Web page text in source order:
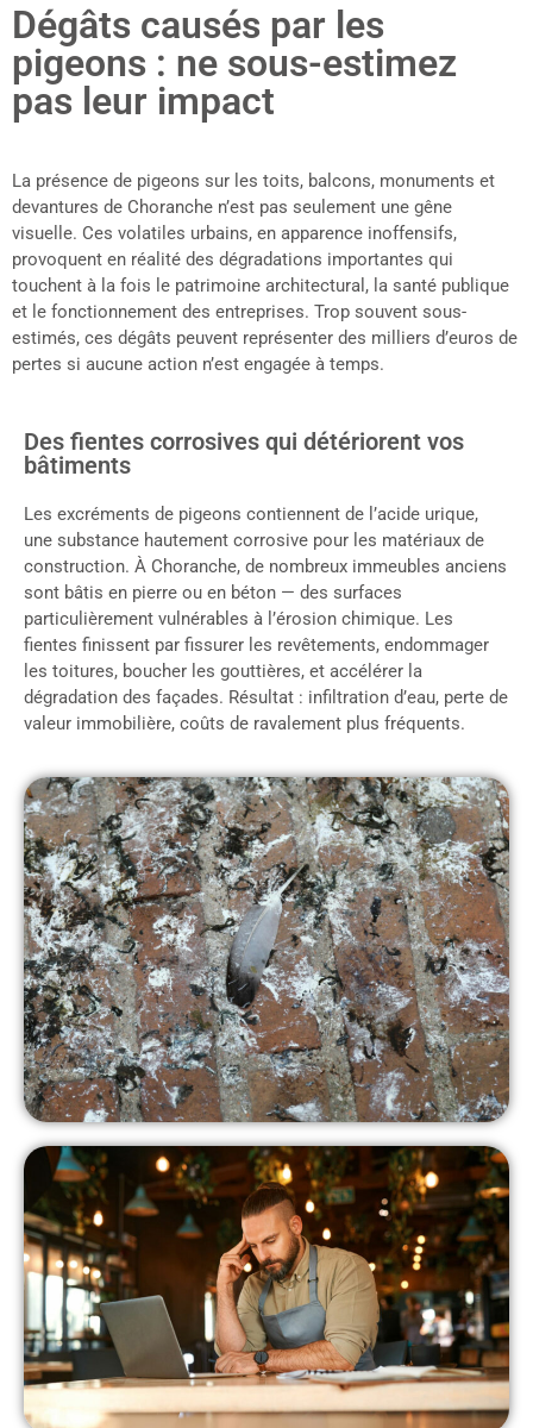
Dégâts causés par les
pigeons : ne sous-estimez
pas leur impact
La présence de pigeons sur les toits, balcons, monuments et
devantures de Choranche n’est pas seulement une gêne
visuelle. Ces volatiles urbains, en apparence inoffensifs,
provoquent en réalité des dégradations importantes qui
touchent à la fois le patrimoine architectural, la santé publique
et le fonctionnement des entreprises. Trop souvent sous-
estimés, ces dégâts peuvent représenter des milliers d’euros de
pertes si aucune action n’est engagée à temps.
Des fientes corrosives qui détériorent vos
bâtiments
Les excréments de pigeons contiennent de l’acide urique,
une substance hautement corrosive pour les matériaux de
construction. À Choranche, de nombreux immeubles anciens
sont bâtis en pierre ou en béton — des surfaces
particulièrement vulnérables à l’érosion chimique. Les
fientes finissent par fissurer les revêtements, endommager
les toitures, boucher les gouttières, et accélérer la
dégradation des façades. Résultat : infiltration d’eau, perte de
valeur immobilière, coûts de ravalement plus fréquents.